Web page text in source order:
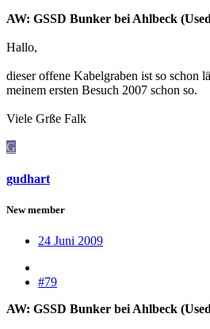
AW: GSSD Bunker bei Ahlbeck
Hallo,
dieser offene Kabelgraben ist so schon
meinem ersten Besuch 2007 schon so.
Viele Grße Falk
G
gudhart
New member
24 Juni 2009
#79
AW: GSSD Bunker bei Ahlbeck